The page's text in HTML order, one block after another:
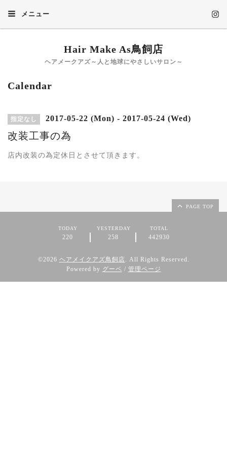
メニュー
Hair Make As鳥飼店
ヘアメークアズ～人と地球にやさしいサロン～
Calendar
指定なし 2017-05-22 (Mon) - 2017-05-24 (Wed)
改装工事の為
店内改装の為定休日とさせて頂きます。
PAGE TOP
TODAY
220
YESTERDAY
258
TOTAL
442930
©2026 ヘアメイクアズ鳥飼店. All Rights Reserved.
Powered by グーペ / 管理ページ